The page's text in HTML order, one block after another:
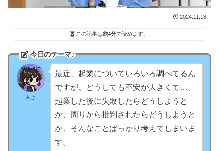
2024.11.18
この記事は約4分で読めます。
今日のテーマ♪
あき
最近、起業についていろいろ調べてるん
ですが、どうしても不安が大きくて…。
起業した後に失敗したらどうしようと
か、周りから批判されたらどうしようと
か、そんなことばっかり考えてしまいま
す。